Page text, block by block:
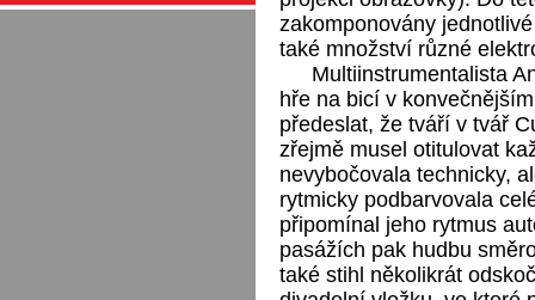
zakomponovány
také množství různé
Multiinstrumentalista
hře na bicí v
předeslat, že tváří v tvář
zřejmě musel otitulovat
nevybočovala technicky,
rytmicky podbarvovala
připomínal jeho rytmus
pasážích pak hudbu
také stihl několikrát